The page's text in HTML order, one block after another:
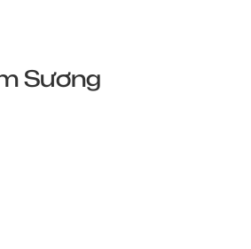
Sương